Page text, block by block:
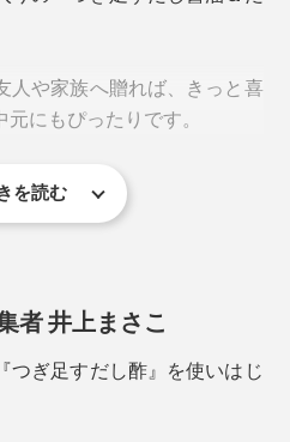
旨味たっぷりの酢飯に。まろ
も十分においしくなります。
漬け、冷奴の具にどうぞ。
人や家族へ贈れば、きっと喜
にもぴったりです。
を読む
者 井上まさこ
つぎ足すだし酢』を使いはじ